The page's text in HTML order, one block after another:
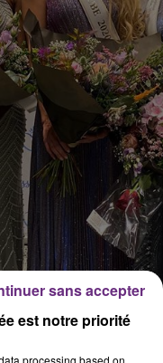
est notre priorité
processing based on
sans accepter